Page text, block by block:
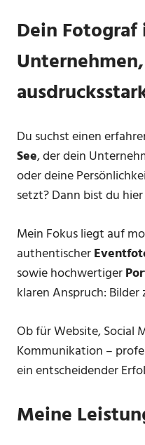
Dein Fotograf
Du suchst einen
See, der dein
oder deine
setzt? Dann bist du
Mein Fokus liegt auf
authentischer
sowie hochwertiger
klaren Anspruch:
Ob für Website, Social
Kommunikation –
ein entscheidender
Meine